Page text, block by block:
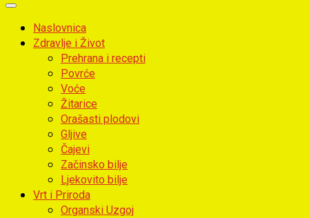
Primary
MenuNaslovnica
Zdravlje i Život
Prehrana i recepti
Povrće
Voće
Žitarice
Orašasti plodovi
Gljive
Čajevi
Začinsko bilje
Ljekovito bilje
Vrt i Priroda
Organski Uzgoj